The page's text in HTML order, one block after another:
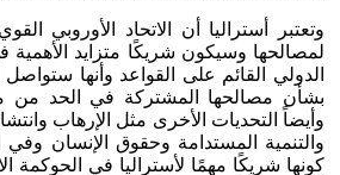
وتعتبر أستراليا أن الاتحاد الأوروبي
لمصالحها وسيكون شريكًا متزايد الأهمية
الدولي القائم على القواعد وأنها
بشأن مصالحها المشتركة في الحد من
وأيضاً التحديات الأخرى مثل الإرهاب
والتنمية المستدامة وحقوق الإنسان وفي
كونها شريكًا مهمًا لأستراليا في الحوكمة